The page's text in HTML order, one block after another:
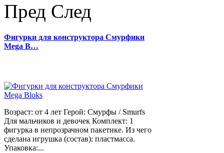
Пред След
Фигурки для конструктора Смурфики
Mega B…
Возраст: от 4 лет Герой: Смурфы / Smurfs
Для мальчиков и девочек Комплект: 1
фигурка в непрозрачном пакетике. Из чего
сделана игрушка (состав): пластмасса.
Упаковка:...